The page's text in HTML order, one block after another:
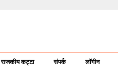
राजकीय कट्टा संपर्क लॉगीन